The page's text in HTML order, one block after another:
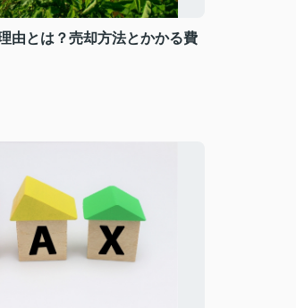
由とは？売却方法とかかる費